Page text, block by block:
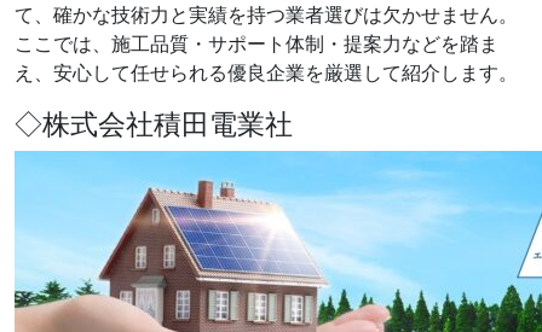
て、確かな技術力と実績を持つ業者選びは欠かせません。
ここでは、施工品質・サポート体制・提案力などを踏ま
え、安心して任せられる優良企業を厳選して紹介します。
◇株式会社積田電業社